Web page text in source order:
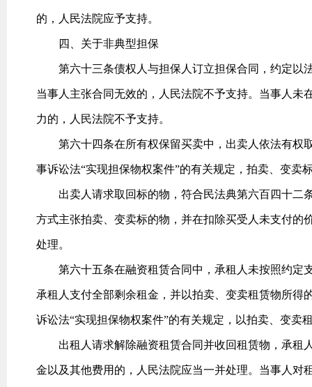
的，人民法院应予支持。
四、关于非典型担保
第六十三条债权人与担保人订立担保合同，约定以
当事人主张合同无效的，人民法院不予支持。当事人
力的，人民法院不予支持。
第六十四条在所有权保留买卖中，出卖人依法有权
事诉讼法“实现担保物权案件”的有关规定，拍卖、变卖
出卖人请求取回标的物，符合民法典第六百四十二
方式主张拍卖、变卖标的物，并在扣除买受人未支付的
处理。
第六十五条在融资租赁合同中，承租人未按照约定
承租人支付全部剩余租金，并以拍卖、变卖租赁物所
诉讼法“实现担保物权案件”的有关规定，以拍卖、变卖
出租人请求解除融资租赁合同并收回租赁物，承租
金以及其他费用的，人民法院应当一并处理。当事人对